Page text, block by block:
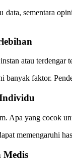
sementara
atau terdengar
banyak faktor.
Apa yang cocok
memengaruhi
Medis